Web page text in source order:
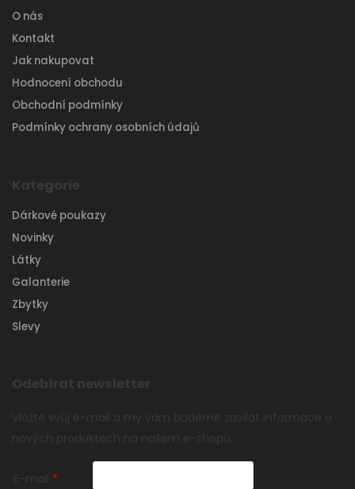
O nás
Kontakt
Jak nakupovat
Hodnocení obchodu
Obchodní podmínky
Podmínky ochrany osobních údajů
Kategorie
Dárkové poukazy
Novinky
Látky
Galanterie
Zbytky
Slevy
Odebírat newsletter
Vložte svůj e-mail a my vám budeme zasílat informace o
nových produktech na našem e-shopu.
E-mail